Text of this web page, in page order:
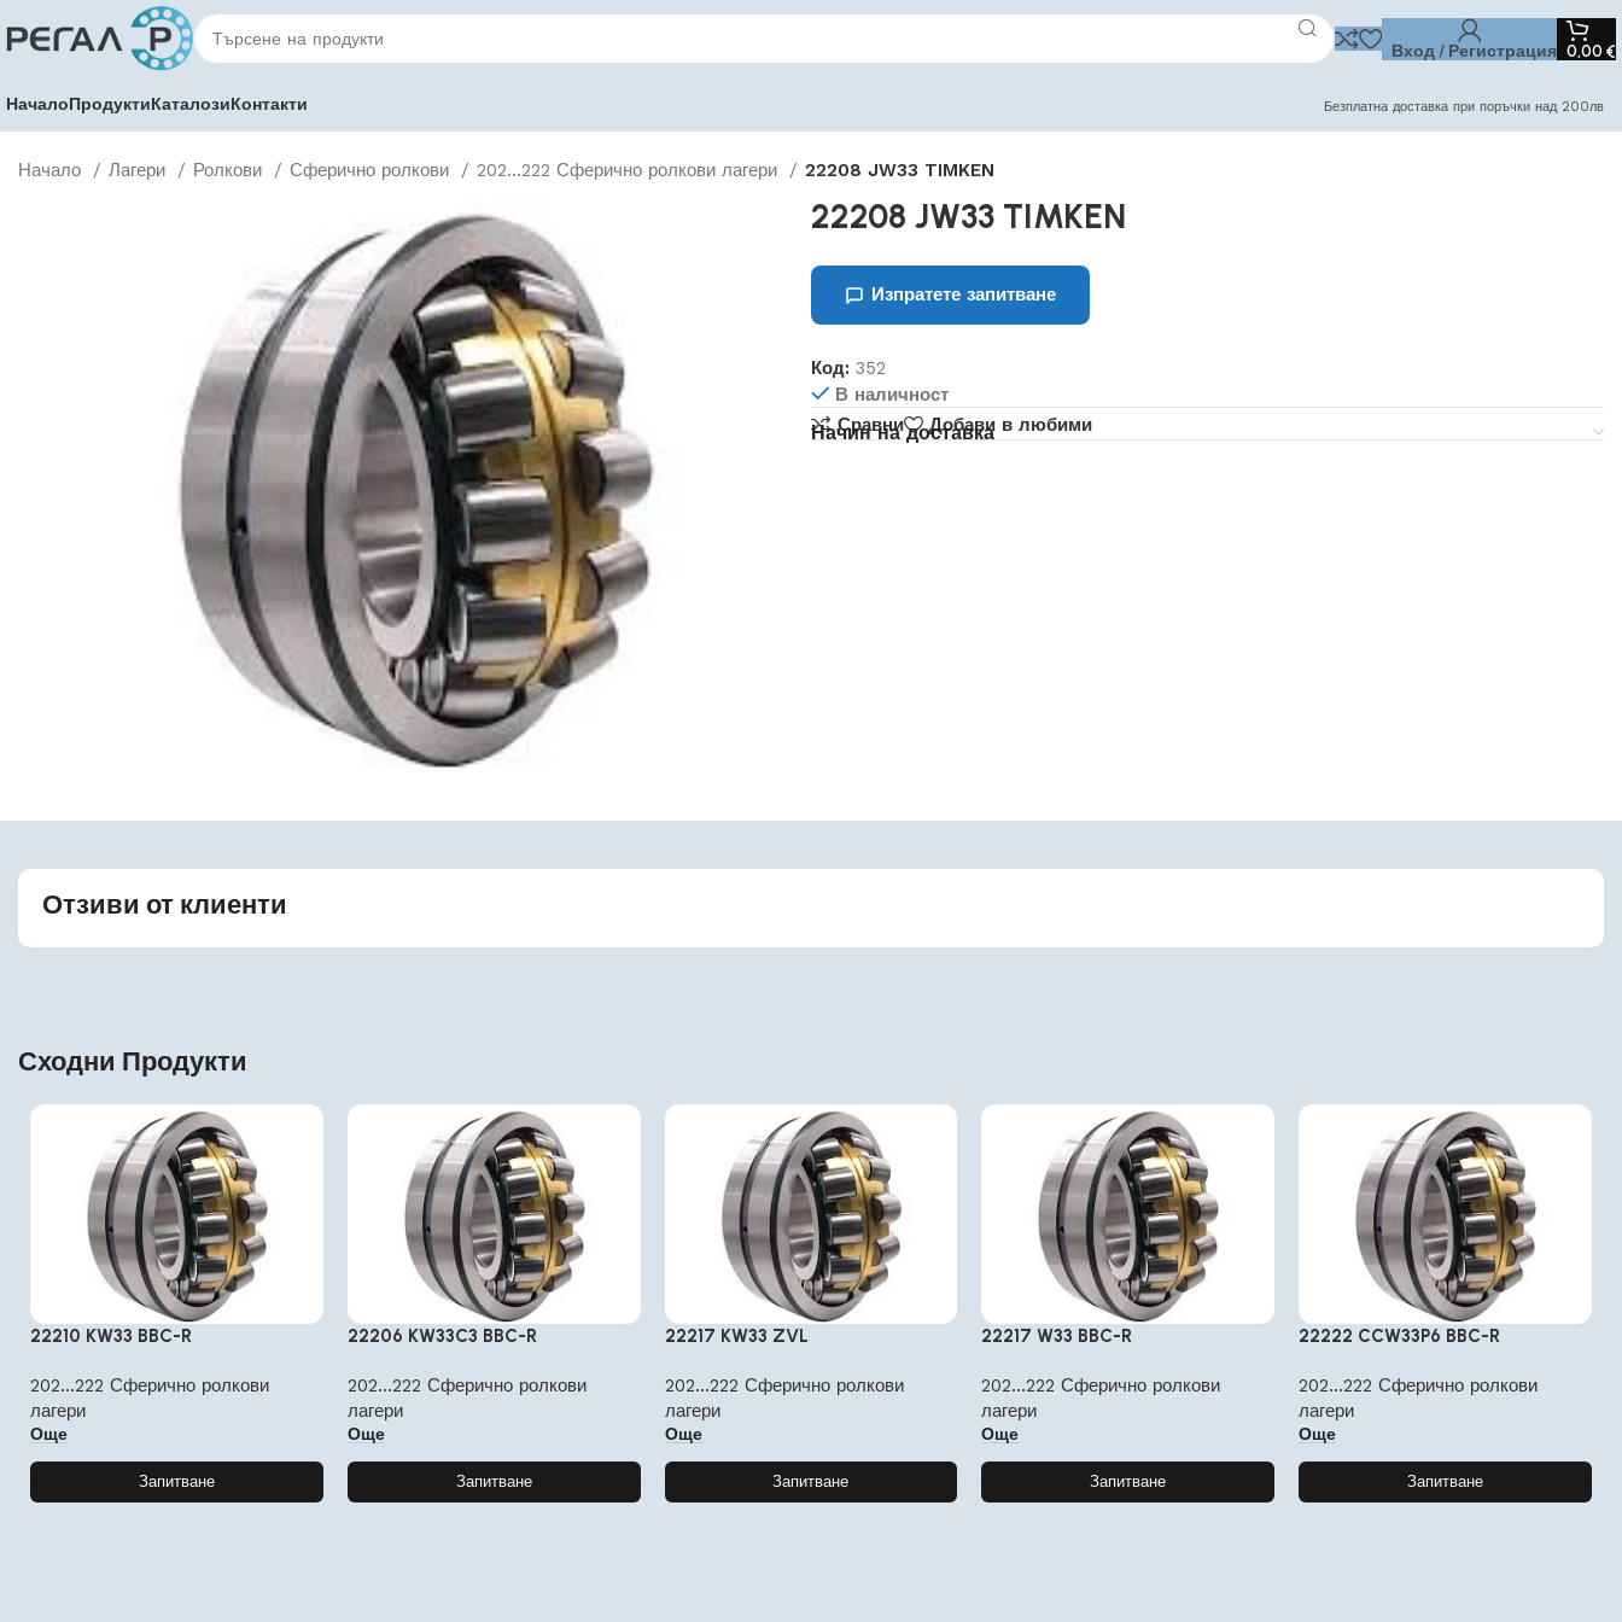
Вход / Регистрация 0,00 €
НачалоПродуктиКаталозиКонтакти Безплатна доставка при поръчки над 200лв
Начало Лагери Ролкови Сферично ролкови 202...222 Сферично ролкови лагери 22208 JW33 TIMKEN
22208 JW33 TIMKEN
Изпратете запитване
Код: 352
В наличност
Сравни
Добави в любими
Начин на доставка
Отзиви от клиенти
Сходни Продукти
22210 KW33 BBC-R
202...222 Сферично ролкови
лагери
Още
Запитване
22206 KW33C3 BBC-R
202...222 Сферично ролкови
лагери
Още
Запитване
22217 KW33 ZVL
202...222 Сферично ролкови
лагери
Още
Запитване
22217 W33 BBC-R
202...222 Сферично ролкови
лагери
Още
Запитване
22222 CCW33P6 BBC-R
202...222 Сферично ролкови
лагери
Още
Запитване